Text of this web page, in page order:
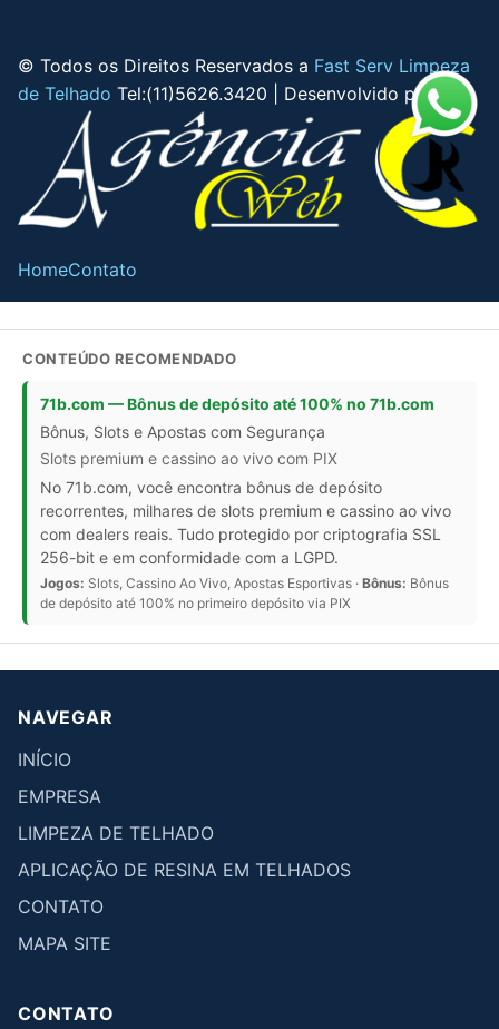
© Todos os Direitos Reservados a Fast Serv Limpeza
de Telhado Tel:(11)5626.3420 | Desenvolvido pela
HomeContato
CONTEÚDO RECOMENDADO
71b.com — Bônus de depósito até 100% no 71b.com
Bônus, Slots e Apostas com Segurança
Slots premium e cassino ao vivo com PIX
No 71b.com, você encontra bônus de depósito
recorrentes, milhares de slots premium e cassino ao vivo
com dealers reais. Tudo protegido por criptografia SSL
256-bit e em conformidade com a LGPD.
Jogos: Slots, Cassino Ao Vivo, Apostas Esportivas · Bônus: Bônus
de depósito até 100% no primeiro depósito via PIX
NAVEGAR
INÍCIO
EMPRESA
LIMPEZA DE TELHADO
APLICAÇÃO DE RESINA EM TELHADOS
CONTATO
MAPA SITE
CONTATO